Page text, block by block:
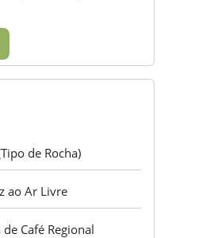
de Rocha)
ao Ar Livre
Café Regional